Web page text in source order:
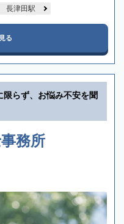
長津田駅
る
限らず、お悩み不安を聞
務所